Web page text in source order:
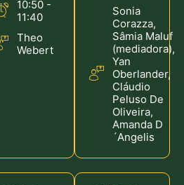
10:50 -
11:40
Theo
Webert
Sonia
Corazza,
Sâmia Maluf
(mediadora),
Yan
Oberlander,
Cláudio
Peluso De
Oliveira,
Amanda D
´Angelis